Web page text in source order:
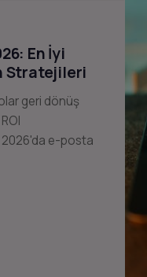
En İyi
Stratejileri
geri dönüş
2026'da e-posta